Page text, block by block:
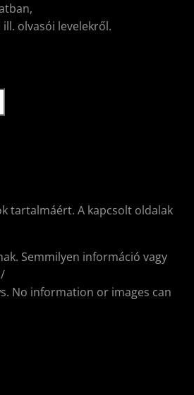
olvasói levelekről.
tartalmáért. A kapcsolt oldalak
Semmilyen információ vagy
No information or images can